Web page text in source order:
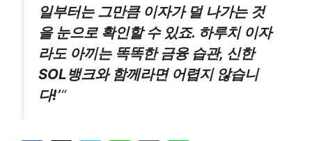
일부터는 그만큼 이자가 덜 나가는 것
을 눈으로 확인할 수 있죠. 하루치 이자
라도 아끼는 똑똑한 금융 습관, 신한
SOL뱅크와 함께라면 어렵지 않습니
다!’“